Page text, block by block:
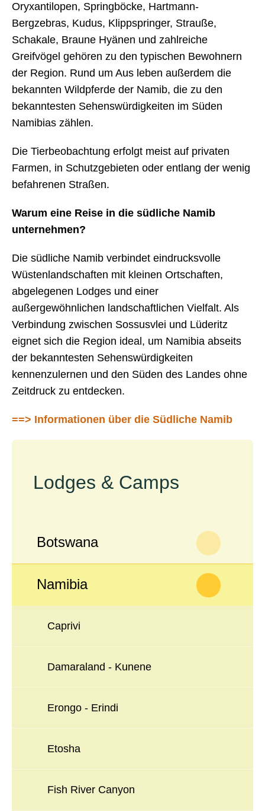
Oryxantilopen, Springböcke, Hartmann-
Bergzebras, Kudus, Klippspringer, Strauße,
Schakale, Braune Hyänen und zahlreiche
Greifvögel gehören zu den typischen Bewohnern
der Region. Rund um Aus leben außerdem die
bekannten Wildpferde der Namib, die zu den
bekanntesten Sehenswürdigkeiten im Süden
Namibias zählen.
Die Tierbeobachtung erfolgt meist auf privaten
Farmen, in Schutzgebieten oder entlang der wenig
befahrenen Straßen.
Warum eine Reise in die südliche Namib
unternehmen?
Die südliche Namib verbindet eindrucksvolle
Wüstenlandschaften mit kleinen Ortschaften,
abgelegenen Lodges und einer
außergewöhnlichen landschaftlichen Vielfalt. Als
Verbindung zwischen Sossusvlei und Lüderitz
eignet sich die Region ideal, um Namibia abseits
der bekanntesten Sehenswürdigkeiten
kennenzulernen und den Süden des Landes ohne
Zeitdruck zu entdecken.
==> Informationen über die Südliche Namib
Lodges & Camps
Botswana
Namibia
Caprivi
Damaraland - Kunene
Erongo - Erindi
Etosha
Fish River Canyon